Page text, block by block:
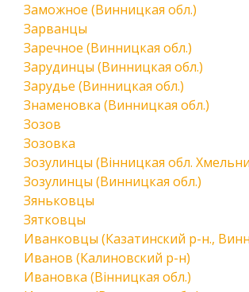
Заможное (Винницкая обл.)
Зарванцы
Заречное (Винницкая обл.)
Зарудинцы (Винницкая обл.)
Зарудье (Винницкая обл.)
Знаменовка (Винницкая обл.)
Зозов
Зозовка
Зозулинцы (Вінницкая обл.
Зозулинцы (Винницкая обл.)
Зяньковцы
Зятковцы
Иванковцы (Казатинский р-н.,
Иванов (Калиновский р-н)
Ивановка (Вінницкая обл.)